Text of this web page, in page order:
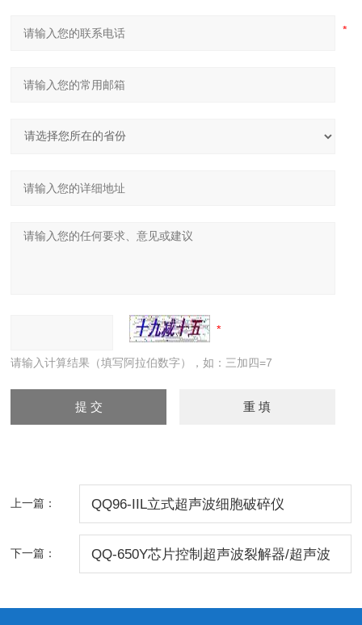
请输入计算结果（填写阿拉伯数字），如：三加四=7
上一篇： QQ96-IIL立式超声波细胞破碎仪
下一篇： QQ-650Y芯片控制超声波裂解器/超声波